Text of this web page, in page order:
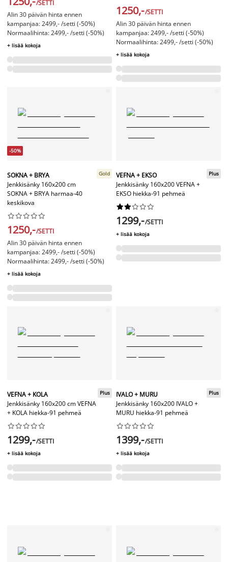
/SETTI
Alin 30 päivän hinta ennen
kampanjaa: 2499,- /setti (-50%)
Normaalihinta: 2499,- /setti (-50%)
+ lisää kokoja
1250,-/SETTI
Alin 30 päivän hinta ennen
kampanjaa: 2499,- /setti (-50%)
Normaalihinta: 2499,- /setti (-50%)
+ lisää kokoja
-50%
SOKNA + BRYA
Jenkkisänky 160x200 cm
SOKNA + BRYA harmaa-40
keskikova
Gold






1250,-/SETTI
Alin 30 päivän hinta ennen
kampanjaa: 2499,- /setti (-50%)
Normaalihinta: 2499,- /setti (-50%)
+ lisää kokoja
VEFNA + EKSO
Jenkkisänky 160x200 VEFNA +
EKSO hiekka-91 pehmeä
Plus






1299,-/SETTI
+ lisää kokoja
VEFNA + KOLA
Jenkkisänky 160x200 cm VEFNA
+ KOLA hiekka-91 pehmeä
Plus






1299,-/SETTI
+ lisää kokoja
IVALO + MURU
Jenkkisänky 160x200 IVALO +
MURU hiekka-91 pehmeä
Plus






1399,-/SETTI
+ lisää kokoja